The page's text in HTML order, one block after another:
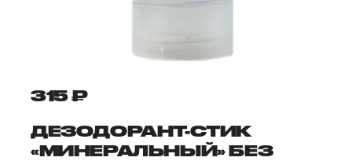
315 ₽
ДЕЗОДОРАНТ-СТИК
«МИНЕРАЛЬНЫЙ» БЕЗ